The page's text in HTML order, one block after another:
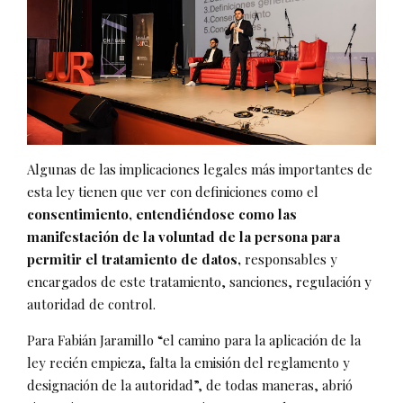
Algunas de las implicaciones legales más importantes de
esta ley tienen que ver con definiciones como el
consentimiento, entendiéndose como las
manifestación de la voluntad de la persona para
permitir el tratamiento de datos, responsables y
encargados de este tratamiento, sanciones, regulación y
autoridad de control.
Para Fabián Jaramillo “el camino para la aplicación de la
ley recién empieza, falta la emisión del reglamento y
designación de la autoridad”, de todas maneras, abrió